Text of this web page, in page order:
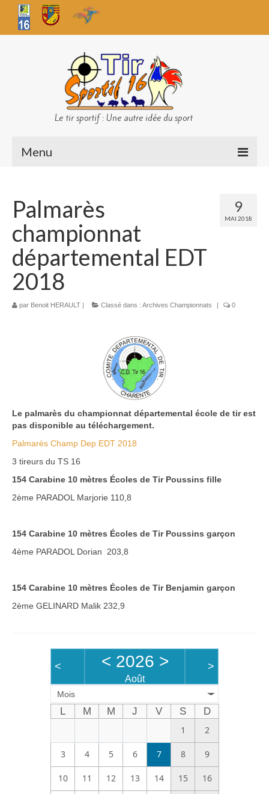
Le tir sportif : Une autre idée du sport
Menu
Sécurité
Challenges TS 16
Bilan des championnats
Bénévoles
Vidéos
9
MAI 2018
Palmarès
championnat
départemental EDT
2018
par Benoit HERAULT | Classé dans : Archives Championnats | 0
Le palmarès du championnat départemental école de tir est
pas disponible au téléchargement.
Palmarès Champ Dep EDT 2018
3 tireurs du TS 16
154 Carabine 10 mètres Écoles de Tir Poussins fille
2ème PARADOL Marjorie 110,8
154 Carabine 10 mètres Écoles de Tir Poussins garçon
4ème PARADOL Dorian 203,8
154 Carabine 10 mètres Écoles de Tir Benjamin garçon
2ème GELINARD Malik 232,9
< < 2026 >
Août
>
Mois
L M M J V S
D
1
2
3 4 5 6 7 8 9
10 11 12 13 14 15 16